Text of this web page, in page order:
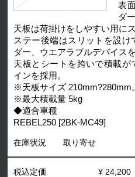
表
ダ
天板は荷掛けをしやすい用に
ステー後端はスリットを設
ダー、ウエアラブルデバイス
天板とシートを跨いで積載
インを採用。
※天板サイズ 210mm?280mm
※最大積載量 5kg
◆適合車種
REBEL250 [2BK-MC49]
在庫状況 取り寄せ
税込定価
¥ 24,200